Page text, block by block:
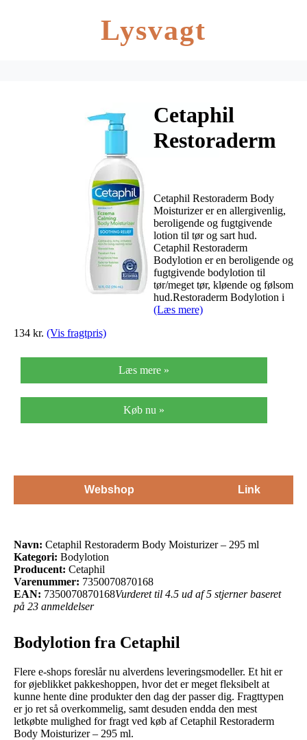
Lysvagt
Cetaphil
Restoraderm
Moisturizer –
295 ml
Cetaphil Restoraderm Body
Moisturizer er en allergivenlig,
beroligende og fugtgivende
lotion til tør og sart hud.
Cetaphil Restoraderm
Bodylotion er en beroligende og
fugtgivende bodylotion til
tør/meget tør, kløende og følsom
hud.Restoraderm Bodylotion i
(Læs mere)
134 kr. (Vis fragtpris)
Læs mere »
Køb nu »
Webshop Link
Navn: Cetaphil Restoraderm Body Moisturizer – 295 ml
Kategori: Bodylotion
Producent: Cetaphil
Varenummer: 7350070870168
EAN: 7350070870168Vurderet til 4.5 ud af 5 stjerner baseret
på 23 anmeldelser
Bodylotion fra Cetaphil
Flere e-shops foreslår nu alverdens leveringsmodeller. Et hit er
for øjeblikket pakkeshoppen, hvor det er meget fleksibelt at
kunne hente dine produkter den dag der passer dig. Fragttypen
er jo ret så overkommelig, samt desuden endda den mest
letkøbte mulighed for fragt ved køb af Cetaphil Restoraderm
Body Moisturizer – 295 ml.